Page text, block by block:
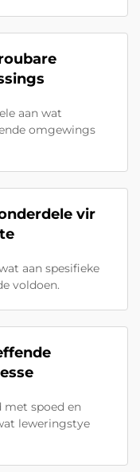
aan wat
omgewings
vir
aan spesifieke
voldoen.
met spoed en
leweringstye